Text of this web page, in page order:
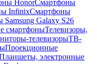
HonorСмартфоны
InfinixСмартфоны
Galaxy S26
смартфоныТелевизоры,
телевизорыТВ-
Проекционные
электронные